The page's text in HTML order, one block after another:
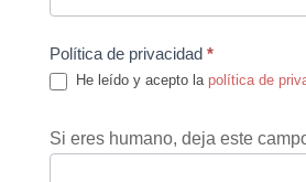
Política de privacidad *
He leído y acepto la política de
Si eres humano, deja este